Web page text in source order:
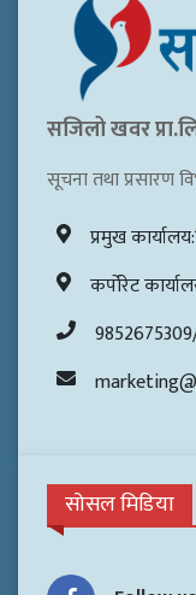
सजिलो खवर
सूचना तथा प्रसारण
प्रमुख
कर्पोरेट
सोसल मिडिया